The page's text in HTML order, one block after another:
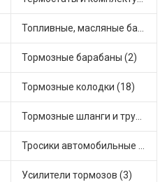
Топливные, масляные баки (1)
Тормозные барабаны (2)
Тормозные колодки (18)
Тормозные шланги и трубки (5)
Тросики автомобильные (23)
Усилители тормозов (3)